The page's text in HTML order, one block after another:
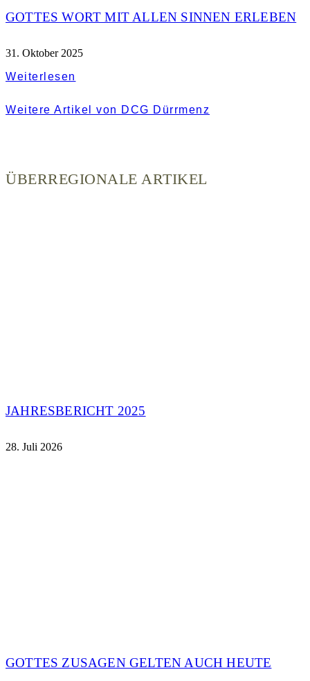
GOTTES WORT MIT ALLEN SINNEN ERLEBEN
31. Oktober 2025
Weiterlesen
Weitere Artikel von DCG Dürrmenz
ÜBERREGIONALE ARTIKEL
JAHRESBERICHT 2025
28. Juli 2026
GOTTES ZUSAGEN GELTEN AUCH HEUTE